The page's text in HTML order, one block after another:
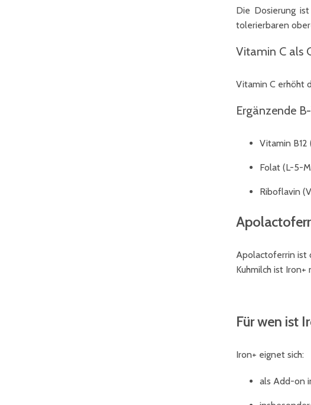
Die Dosierung
tolerierbaren
Vitamin C als
Vitamin C erhöht
Ergänzende
Vitamin
Folat (L-5-
Riboflavin
Apolactoferrin ist
Kuhmilch ist Iron+
Für wen ist
Iron+ eignet sich:
als Add-on